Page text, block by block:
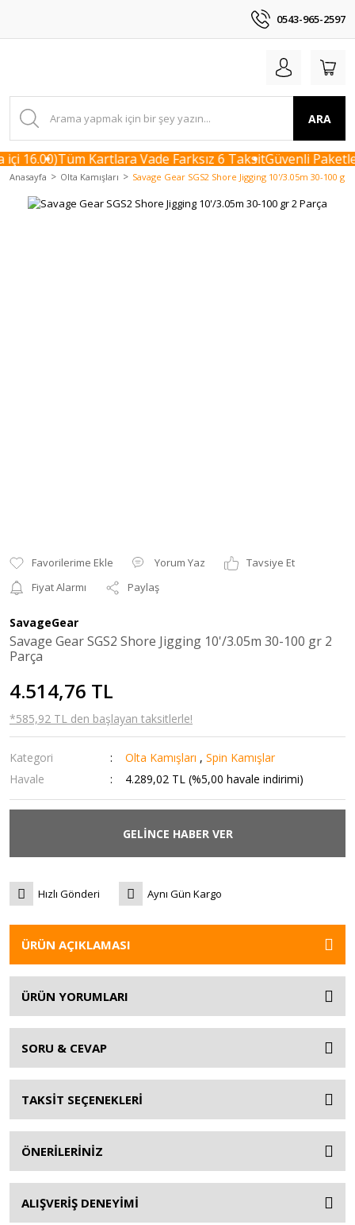
0543-965-2597
ARA
16.00)Tüm Kartlara Vade Farksız 6 TaksitGüvenli
Anasayfa Olta Kamışları Savage Gear SGS2 Shore Jigging 10'/3.05m 30-100 gr
Yorum Yaz
Tavsiye Et
Fiyat Alarmı
Paylaş
SavageGear
Savage Gear SGS2 Shore Jigging 10'/3.05m 30-100 gr 2
Parça
4.514,76 TL
*585,92 TL den başlayan taksitlerle!
Kategori Olta Kamışları ,Spin Kamışlar
Havale
4.289,02 TL (%5,00 havale indirimi)
GELİNCE HABER VER
Hızlı Gönderi Aynı Gün Kargo
ÜRÜN AÇIKLAMASI
ÜRÜN YORUMLARI
SORU & CEVAP
TAKSİT SEÇENEKLERİ
ÖNERİLERİNİZ
ALIŞVERİŞ DENEYİMİ